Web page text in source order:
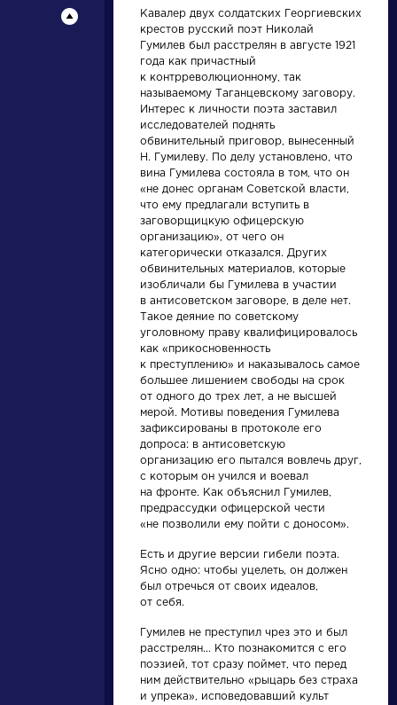
писатели
произведения
персонажи
словарь
Найти
Словарь
аллегория
Розенталь Д.Э.
Практическая
стилистика
русского языка. М.:
Произведения
Ода на день
восшествия на
Всероссийский
Величества
государыни
императрицы
1747 года
Ломоносов Михаил
Васильевич »
Кавалер двух солдатских Георгиевских
крестов русский поэт Николай
Гумилев был расстрелян в августе 1921
года как причастный
к контрреволюционному, так
называемому Таганцевскому заговору.
Интерес к личности поэта заставил
исследователей поднять
обвинительный приговор, вынесенный
Н. Гумилеву. По делу установлено, что
вина Гумилева состояла в том, что он
«не донес органам Советской власти,
что ему предлагали вступить в
заговорщицкую офицерскую
организацию», от чего он
категорически отказался. Других
обвинительных материалов, которые
изобличали бы Гумилева в участии
в антисоветском заговоре, в деле нет.
Такое деяние по советскому
уголовному праву квалифицировалось
как «прикосновенность
к преступлению» и наказывалось самое
большее лишением свободы на срок
от одного до трех лет, а не высшей
мерой. Мотивы поведения Гумилева
зафиксированы в протоколе его
допроса: в антисоветскую
организацию его пытался вовлечь друг,
с которым он учился и воевал
на фронте. Как объяснил Гумилев,
предрассудки офицерской чести
«не позволили ему пойти с доносом».
Есть и другие версии гибели поэта.
Ясно одно: чтобы уцелеть, он должен
был отречься от своих идеалов,
от себя.
Гумилев не преступил чрез это и был
расстрелян... Кто познакомится с его
поэзией, тот сразу поймет, что перед
ним действительно «рыцарь без страха
и упрека», исповедовавший культ